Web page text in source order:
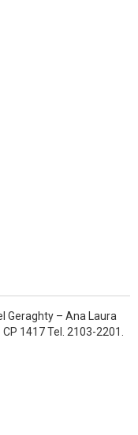
Geraghty – Ana Laura
1417Tel. 2103-2201.